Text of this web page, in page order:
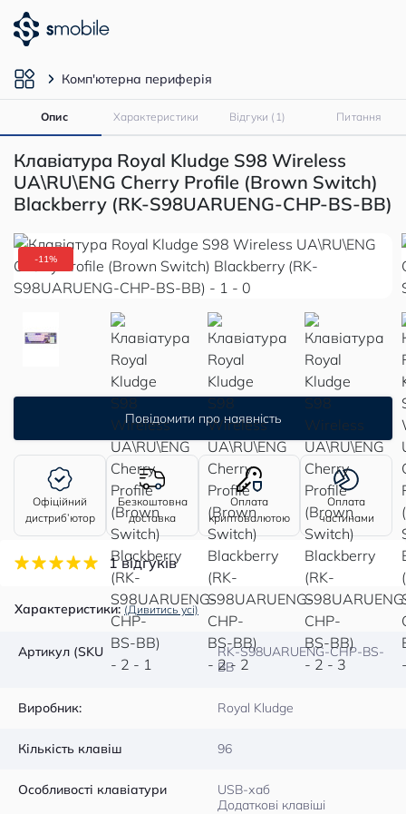
Комп'ютерна периферія
Опис Характеристики Відгуки (1) Питання
Клавіатура Royal Kludge S98 Wireless
UA\RU\ENG Cherry Profile (Brown Switch)
Blackberry (RK-S98UARUENG-CHP-BS-BB)
-11%
Повідомити про наявність
Офіційний
дистриб’ютор
Безкоштовна
доставка
Оплата
криптовалютою
Оплата
частинами
1 відгуків
Характеристики: (Дивитись усі)
Артикул (SKU
RK-S98UARUENG-CHP-BS-
BB
Виробник: Royal Kludge
Кількість клавіш 96
Особливості клавіатури
USB-хаб
Додаткові клавіші